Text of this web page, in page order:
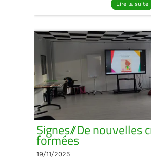
Lire la suite
Signes//De nouvelles
formées
19/11/2025